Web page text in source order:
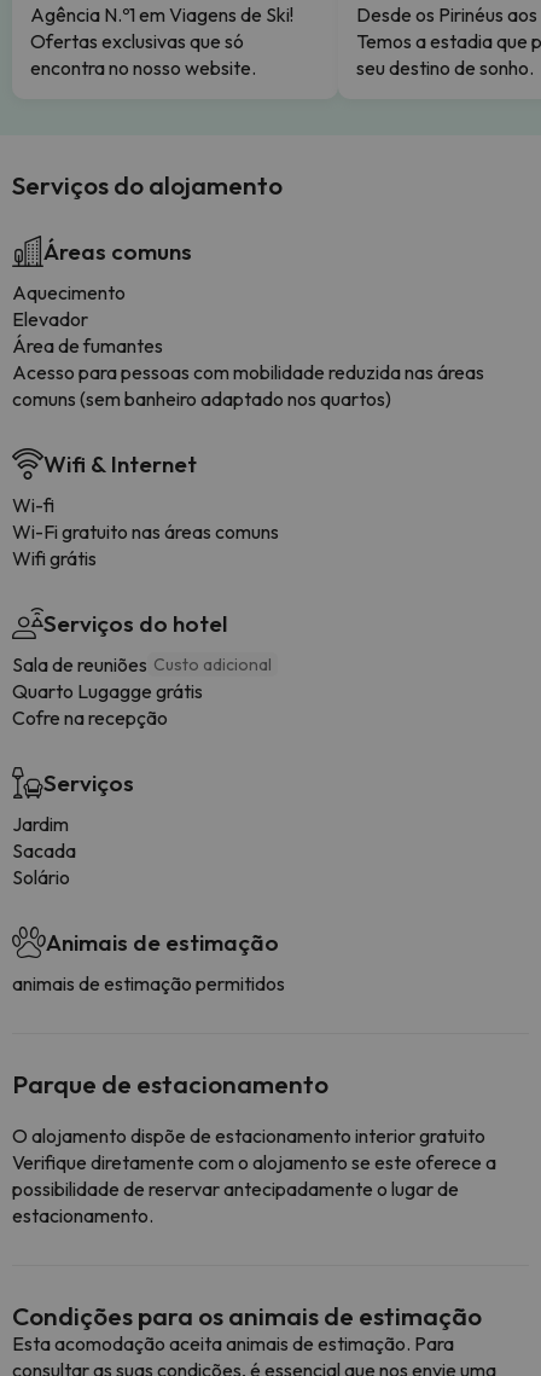
Agência N.º1 em Viagens de Ski!
Ofertas exclusivas que só
encontra no nosso website.
Desde os Pirinéus
Temos a estadia que
seu destino de sonho.
Serviços do alojamento
Áreas comuns
Aquecimento
Elevador
Área de fumantes
Acesso para pessoas com mobilidade reduzida nas áreas
comuns (sem banheiro adaptado nos quartos)
Wifi & Internet
Wi-fi
Wi-Fi gratuito nas áreas comuns
Wifi grátis
Serviços do hotel
Sala de reuniões Custo adicional
Quarto Lugagge grátis
Cofre na recepção
Serviços
Jardim
Sacada
Solário
Animais de estimação
animais de estimação permitidos
Parque de estacionamento
O alojamento dispõe de estacionamento interior gratuito
Verifique diretamente com o alojamento se este oferece a
possibilidade de reservar antecipadamente o lugar de
estacionamento.
Condições para os animais de estimação
Esta acomodação aceita animais de estimação. Para
consultar as suas condições, é essencial que nos envie uma